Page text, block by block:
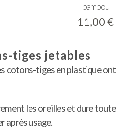
bambou
11,00€
tiges jetables
cotons-tiges en plastique
les oreilles et dure
après usage.